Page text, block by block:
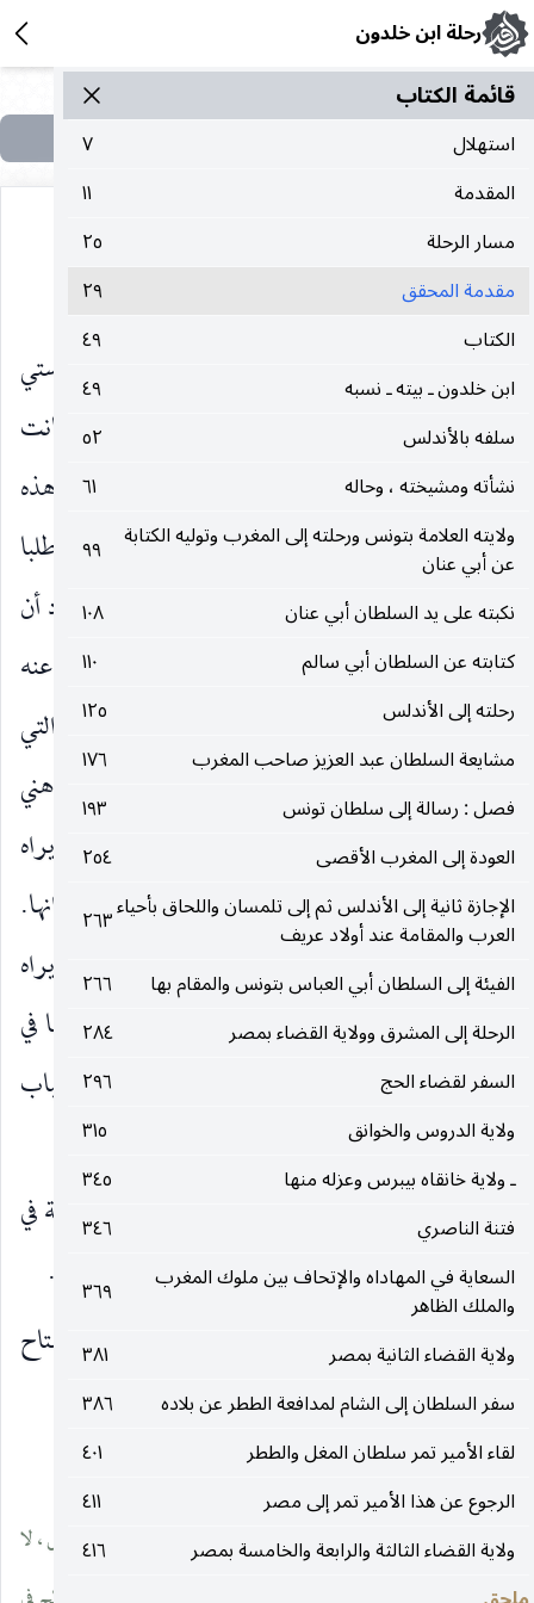
رحلة ابن خلدون
قائمة الکتاب
استهلال
٧
المقدمة
١١
مسار الرحلة
٢٥
مقدمة المحقق
٢٩
الكتاب
٤٩
ابن خلدون ـ بيته ـ نسبه
٤٩
سلفه بالأندلس
٥٢
نشأته ومشيخته ، وحاله
٦١
ولايته العلامة بتونس ورحلته إلى المغرب وتوليه الكتابة
عن أبي عنان
٩٩
نكبته على يد السلطان أبي عنان
١٠٨
كتابته عن السلطان أبي سالم
١١٠
رحلته إلى الأندلس
١٢٥
مشايعة السلطان عبد العزيز صاحب المغرب
١٧٦
فصل : رسالة إلى سلطان تونس
١٩٣
العودة إلى المغرب الأقصى
٢٥٤
الإجازة ثانية إلى الأندلس ثم إلى تلمسان واللحاق بأحياء
العرب والمقامة عند أولاد عريف
٢٦٣
الفيئة إلى السلطان أبي العباس بتونس والمقام بها
٢٦٦
الرحلة إلى المشرق وولاية القضاء بمصر
٢٨٤
السفر لقضاء الحج
٢٩٦
ولاية الدروس والخوانق
٣١٥
ـ ولاية خانقاه بيبرس وعزله منها
٣٤٥
فتنة الناصري
٣٤٦
السعاية في المهاداه والإتحاف بين ملوك المغرب
والملك الظاهر
٣٦٩
ولاية القضاء الثانية بمصر
٣٨١
سفر السلطان إلى الشام لمدافعة الططر عن بلاده
٣٨٦
لقاء الأمير تمر سلطان المغل والططر
٤٠١
الرجوع عن هذا الأمير تمر إلى مصر
٤١١
ولاية القضاء الثالثة والرابعة والخامسة بمصر
٤١٦
حينما اخترت «مقدمة ابن خلدون موضوعا لدراستي
، وجب عليّ أن أعرف ابن خلدون مؤلفها ، وكانت
معرفته عن طريق حديثه عن نفسه من أهم ألوان هذه
المعرفة وأوكدها ؛ ومن هنا قرأت هذا الكتاب طلبا
لمعرفة ابن خلدون ، فعرفته منه على الصورة التي أراد أن
يتصوره عليها الناس. ثم قرأت بعد ذلك ما كتبه عنه
معاصروه ومن تبعهم ، فوجدت صورة أخرى غير التي
عرفتها منه ، وعدت إلى ابن خلدون مرة أخرى وفي ذهني
عنه صورتان ؛ صورته كما رأى نفسه ، أو كما أراد أن يراه
الناس ، تأنّق في صنعها ، واستمسك بظلالها وألوانها.
وصورته كما رآه معاصروه ، أو كما أرادوا أن يروه ، ويراه
معهم الناس ، عرف ابن خلدون أكثر معالمها فنكرها في
ألم وترفّع ؛ وهو اختلاف يثير الرغبة في تعرّف أسباب
الموافقة ودواعي الخلاف
وهكذا قدّر لي أن أقرأ الكتاب قراءة مقارنة ، رغبة في
الوصول إلى معرفة أقرب صور ابن خلدون إلى الحقيقة.
وعزّ عليّ أن تضيع قراءتي لهذا الكتاب ، وهو المفتاح
الأول لمعرفة شخصية ابن
__________________
(١) رأي ابن خلدون في نفسه ، ورأي معاصريه فيه بمصر بوجه خاص ، لا